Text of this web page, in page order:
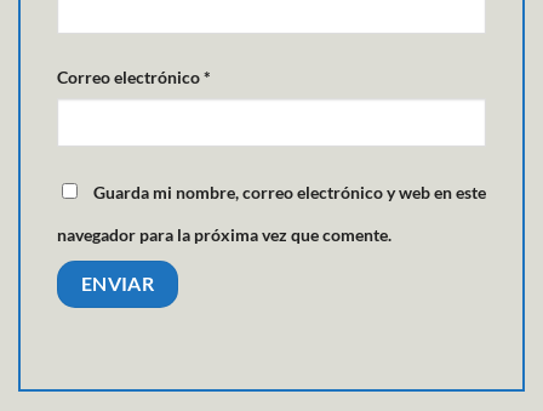
Correo electrónico*
Guarda mi nombre, correo electrónico y web en este
navegador para la próxima vez que comente.